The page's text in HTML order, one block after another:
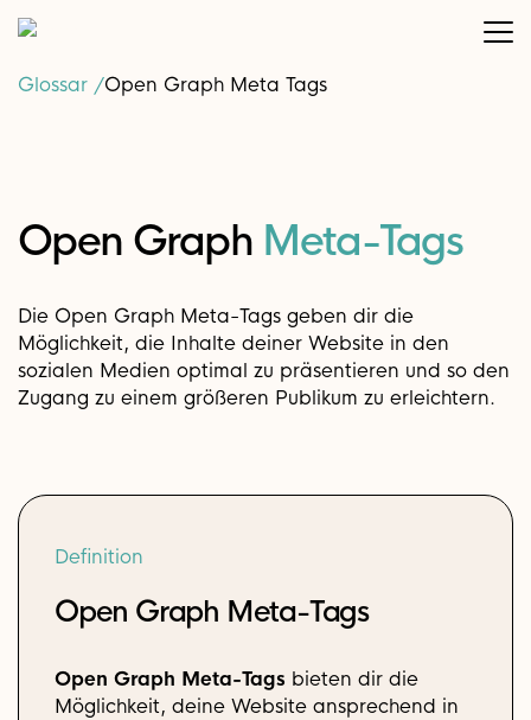
Glossar /Open Graph Meta Tags
Open Graph Meta-Tags
Die Open Graph Meta-Tags geben dir die
Möglichkeit, die Inhalte deiner Website in den
sozialen Medien optimal zu präsentieren und so den
Zugang zu einem größeren Publikum zu erleichtern.
Definition
Open Graph Meta-Tags
Open Graph Meta-Tags bieten dir die
Möglichkeit, deine Website ansprechend in